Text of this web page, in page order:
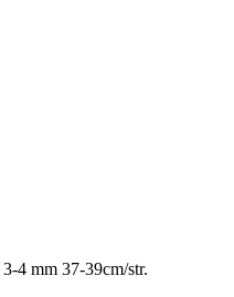
4 mm 37-39cm/str.